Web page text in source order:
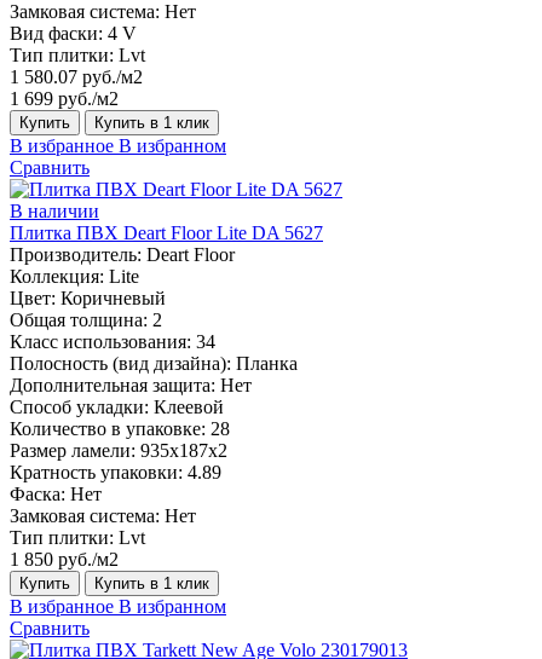
Замковая система: Нет
Вид фаски: 4 V
Тип плитки: Lvt
1 580.07 руб./м2
1 699 руб./м2
Купить Купить в 1 клик
В избранное В избранном
Сравнить
В наличии
Плитка ПВХ Deart Floor Lite DA 5627
Производитель: Deart Floor
Коллекция: Lite
Цвет: Коричневый
Общая толщина: 2
Класс использования: 34
Полосность (вид дизайна): Планка
Дополнительная защита: Нет
Способ укладки: Клеевой
Количество в упаковке: 28
Размер ламели: 935x187x2
Кратность упаковки: 4.89
Фаска: Нет
Замковая система: Нет
Тип плитки: Lvt
1 850 руб./м2
Купить Купить в 1 клик
В избранное В избранном
Сравнить